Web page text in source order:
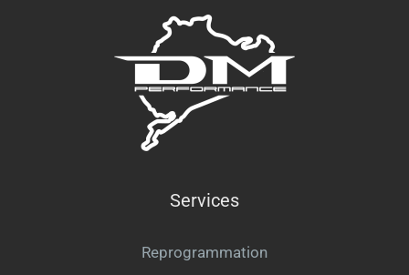
Services
Reprogrammation